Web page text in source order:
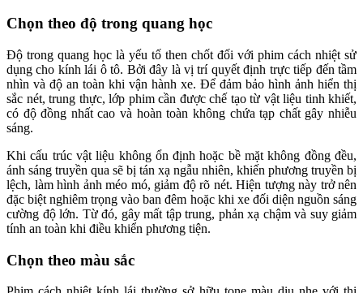
Chọn theo độ trong quang học
Độ trong quang học là yếu tố then chốt đối với phim cách nhiệt sử
dụng cho kính lái ô tô. Bởi đây là vị trí quyết định trực tiếp đến tầm
nhìn và độ an toàn khi vận hành xe. Để đảm bảo hình ảnh hiển thị
sắc nét, trung thực, lớp phim cần được chế tạo từ vật liệu tinh khiết,
có độ đồng nhất cao và hoàn toàn không chứa tạp chất gây nhiễu
sáng.
Khi cấu trúc vật liệu không ổn định hoặc bề mặt không đồng đều,
ánh sáng truyền qua sẽ bị tán xạ ngẫu nhiên, khiến phương truyền bị
lệch, làm hình ảnh méo mó, giảm độ rõ nét. Hiện tượng này trở nên
đặc biệt nghiêm trọng vào ban đêm hoặc khi xe đối diện nguồn sáng
cường độ lớn. Từ đó, gây mất tập trung, phản xạ chậm và suy giảm
tính an toàn khi điều khiển phương tiện.
Chọn theo màu sắc